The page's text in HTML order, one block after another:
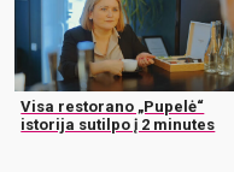
Visa restorano „Pupelė“
istorija sutilpo į 2 minutes